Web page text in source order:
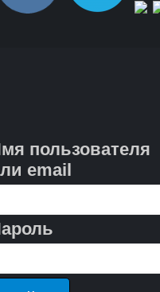
пользователя
email